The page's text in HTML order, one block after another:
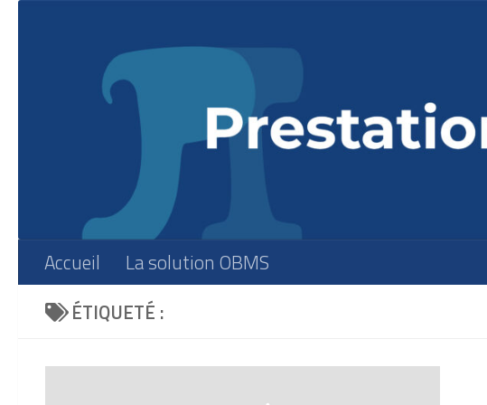
Accueil
La solution OBMS
ÉTIQUETÉ :